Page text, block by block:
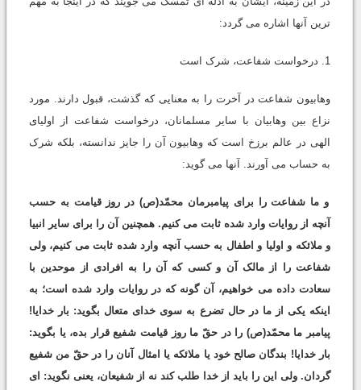
ترین آنها اشاره می گردد:
1. درخواست شفاعت، شرک است
وهابیون شفاعت در آخرت را به معنایی که گذشت، قبول دارند. مورد
نزاع بین وهابیان با سایر مسلمانان، درخواست شفاعت از اولیای
الهی در عالم برزخ است که وهابیون آن را جایز ندانسته، بلکه شرک
به حساب می آورند. آنها می گوید:
و ما شفاعت را برای پیامبرمان محمّد(ص) در روز قیامت به حسب
آنچه از روایات وارد شده ثابت می کنیم. همچنین آن را برای سایر انبیا
و ملائکه و اولیا و اطفال به حسب آنچه وارد شده ثابت می کنیم، ولی
شفاعت را از مالک آن و کسی که آن را به افرادی از موحدین با
سعادت داده می خواهیم، آن گونه که در روایات وارد شده است؛ به
اینکه یکی از ما در حال تضرع به سوی خدای متعال بگوید: بار خدایا!
پیامبر ما محمّد(ص) را در حقّ ما روز قیامت شفیع قرار بده، یا بگوید:
بار خدایا! بندگان صالح خود یا ملائکه یا امثال آنان را در حقّ من شفیع
گردان. ولی این را باید از خدا طلب کند نه از شفیعان، یعنی نگوید: ای